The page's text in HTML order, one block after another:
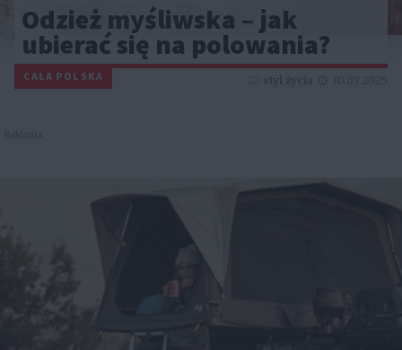
Odzież myśliwska – jak
ubierać się na polowania?
CAŁA POLSKA